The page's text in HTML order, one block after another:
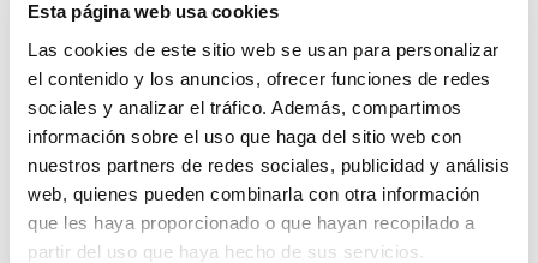
Esta página web usa cookies
Las cookies de este sitio web se usan para personalizar
el contenido y los anuncios, ofrecer funciones de redes
sociales y analizar el tráfico. Además, compartimos
información sobre el uso que haga del sitio web con
nuestros partners de redes sociales, publicidad y análisis
web, quienes pueden combinarla con otra información
que les haya proporcionado o que hayan recopilado a
partir del uso que haya hecho de sus servicios.
TDS / Ficha técnica
descargas
Regístrate para
descargas
SDS/ Hoja de seguridad
Regístrate para
descargas
Los productos marcados con esta imagen son
productos marca Scharlau habitualmente en stock,